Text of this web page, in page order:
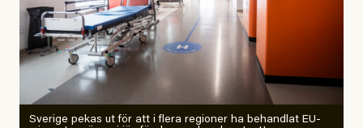
Årets El Niño kan bli den
starkaste som uppmätts
Zeke Hausfather är chockad igen efter att ha
Sverige pekas ut för att i flera regioner ha behandlat EU-